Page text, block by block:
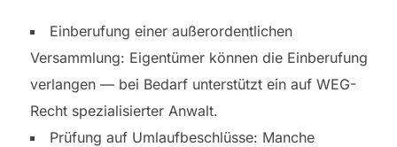
Einberufung einer außerordentlichen
Versammlung: Eigentümer können die Einberufung
verlangen — bei Bedarf unterstützt ein auf WEG-
Recht spezialisierter Anwalt.
Prüfung auf Umlaufbeschlüsse: Manche